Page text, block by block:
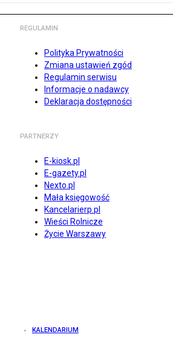
REGULAMIN
Polityka Prywatności
Zmiana ustawień zgód
Regulamin serwisu
Informacje o nadawcy
Deklaracja dostępności
PARTNERZY
E-kiosk.pl
E-gazety.pl
Nexto.pl
Mała księgowość
Kancelarierp.pl
Wieści Rolnicze
Życie Warszawy
KALENDARIUM